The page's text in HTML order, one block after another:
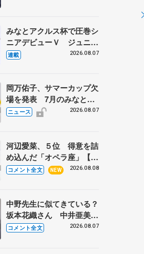
みなとアクルス杯で圧巻シ
ニアデビューＶ ジュニア
で４シーズン無敗の島田麻
連載 2026.08.07
岡万佑子、サマーカップ欠
場を発表 7月のみなとア
クルス杯は腰痛の影響で
ニュース 2026.08.07
河辺愛菜、５位 得意を詰
め込んだ「オペラ座」【み
なとアクルス杯フリー】
コメント全文 NEW 2026.08.08
中野先生に似てきている？
坂本花織さん 中井亜美は
クリケットのサマーキャン
コメント全文 2026.08.07